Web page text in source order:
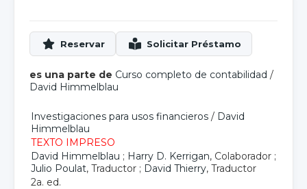
es una parte de Curso completo de contabilidad /
David Himmelblau
Investigaciones para usos financieros / David
Himmelblau
TEXTO IMPRESO
David Himmelblau ; Harry D. Kerrigan, Colaborador ;
Julio Poulat, Traductor ; David Thierry, Traductor
2a. ed.